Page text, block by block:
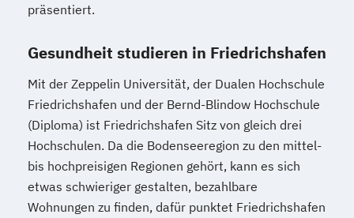
präsentiert.
Gesundheit studieren in Friedrichshafen
Mit der Zeppelin Universität, der Dualen Hochschule
Friedrichshafen und der Bernd-Blindow Hochschule
(Diploma) ist Friedrichshafen Sitz von gleich drei
Hochschulen. Da die Bodenseeregion zu den mittel-
bis hochpreisigen Regionen gehört, kann es sich
etwas schwieriger gestalten, bezahlbare
Wohnungen zu finden, dafür punktet Friedrichshafen